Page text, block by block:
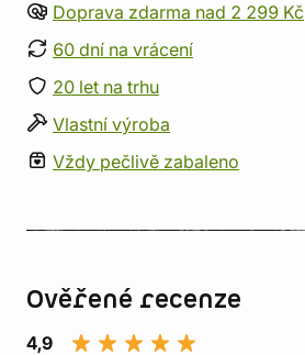
Doprava zdarma nad 2 299 Kč
60 dní na vrácení
20 let na trhu
Vlastní výroba
Vždy pečlivě zabaleno
Ověřené recenze
4,9